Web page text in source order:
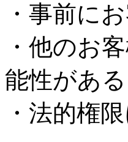
・事前に
・他のお
能性があ
・法的権